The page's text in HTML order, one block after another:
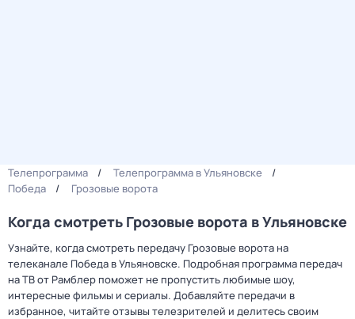
Телепрограмма
Телепрограмма в Ульяновске
Победа
Грозовые ворота
Когда смотреть Грозовые ворота в Ульяновске
Узнайте, когда смотреть передачу Грозовые ворота на
телеканале Победа в Ульяновске. Подробная программа передач
на ТВ от Рамблер поможет не пропустить любимые шоу,
интересные фильмы и сериалы. Добавляйте передачи в
избранное, читайте отзывы телезрителей и делитесь своим